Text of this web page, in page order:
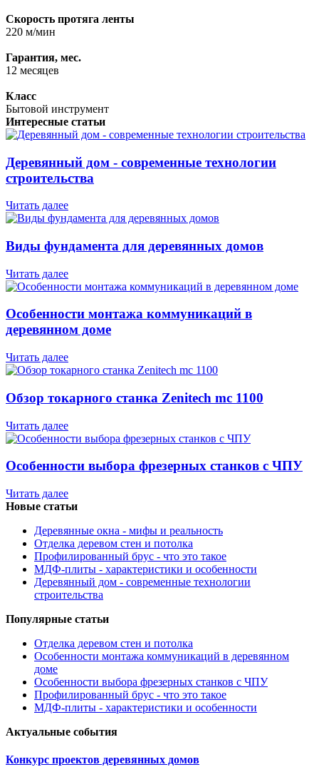
Скорость протяга ленты
220 м/мин
Гарантия, мес.
12 месяцев
Класс
Бытовой инструмент
Интересные статьи
Деревянный дом - современные технологии
строительства
Читать далее
Виды фундамента для деревянных домов
Читать далее
Особенности монтажа коммуникаций в
деревянном доме
Читать далее
Обзор токарного станка Zenitech mc 1100
Читать далее
Особенности выбора фрезерных станков с ЧПУ
Читать далее
Новые статьи
Деревянные окна - мифы и реальность
Отделка деревом стен и потолка
Профилированный брус - что это такое
МДФ-плиты - характеристики и особенности
Деревянный дом - современные технологии
строительства
Популярные статьи
Отделка деревом стен и потолка
Особенности монтажа коммуникаций в деревянном
доме
Особенности выбора фрезерных станков с ЧПУ
Профилированный брус - что это такое
МДФ-плиты - характеристики и особенности
Актуальные события
Конкурс проектов деревянных домов